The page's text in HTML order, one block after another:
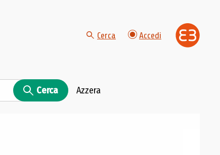
Cerca Accedi
Cerca Azzera